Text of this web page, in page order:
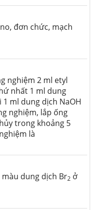
đơn chức, mạch
nghiệm 2 ml etyl
nhất 1 ml dung
ml dung dịch NaOH
nghiệm, lắp ống
trong khoảng 5
là
dung dịch Br2 ở